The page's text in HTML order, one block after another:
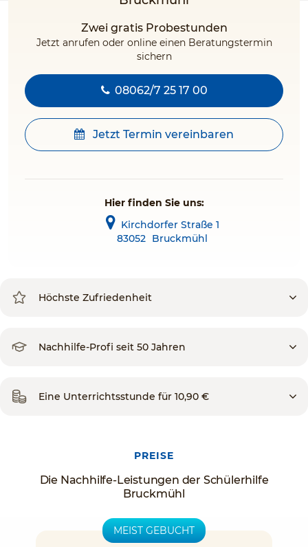
Zwei gratis Probestunden
Jetzt anrufen oder online einen Beratungstermin
sichern
08062/7 25 17 00
Jetzt Termin vereinbaren
Hier finden Sie uns:
Kirchdorfer Straße 1
83052 Bruckmühl
Höchste Zufriedenheit
Nachhilfe-Profi seit 50 Jahren
Eine Unterrichtsstunde für 10,90 €
PREISE
Die Nachhilfe-Leistungen der Schülerhilfe
Bruckmühl
MEIST GEBUCHT